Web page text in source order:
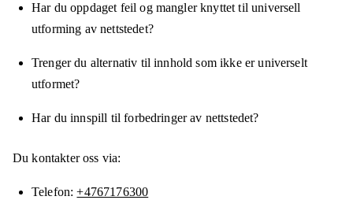
Har du oppdaget feil og mangler knyttet til universell
utforming av nettstedet?
Trenger du alternativ til innhold som ikke er universelt
utformet?
Har du innspill til forbedringer av nettstedet?
Du kontakter oss via:
Telefon +4767176300